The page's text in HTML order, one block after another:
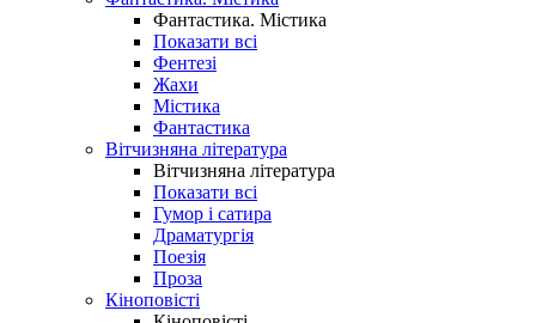
Фантастика. Містика
Показати всі
Фентезі
Жахи
Містика
Фантастика
Вітчизняна література
Вітчизняна література
Показати всі
Гумор і сатира
Драматургія
Поезія
Проза
Кіноповісті